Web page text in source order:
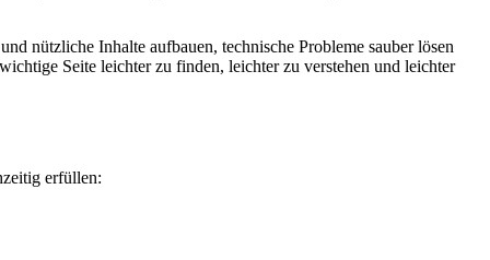
nützliche Inhalte aufbauen, technische Probleme sauber lösen
Seite leichter zu finden, leichter zu verstehen und leichter
erfüllen: